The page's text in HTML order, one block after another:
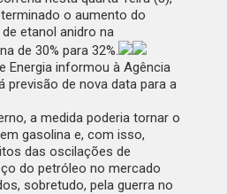
o aumento do
etanol anidro na
de 30% para 32%.
Energia informou à Agência
previsão de nova data para a
a medida poderia tornar o
gasolina e, com isso,
das oscilações de
do petróleo no mercado
sobretudo, pela guerra no